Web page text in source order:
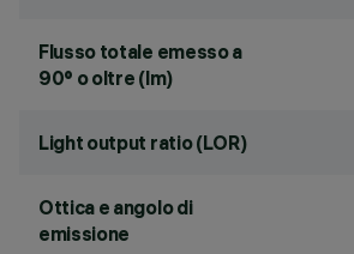
Flusso totale emesso a
90° o oltre (lm)
Light output ratio (LOR)
Ottica e angolo di
emissione